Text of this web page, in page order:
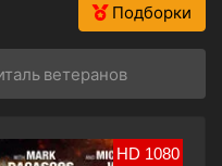
Подборки
ветеранов
HD 1080